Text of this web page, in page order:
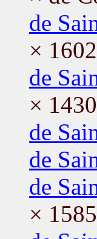
de
×
de
×
de
de
de
×